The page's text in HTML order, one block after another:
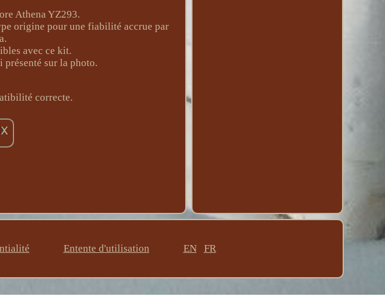
Athena YZ293.
origine pour une fiabilité accrue par
avec ce kit.
sur la photo.
correcte.
Entente d'utilisation EN FR